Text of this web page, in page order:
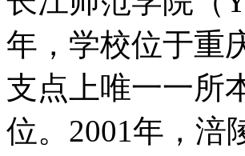
年，学校位于重
支点上唯一一所
位。2001年，涪